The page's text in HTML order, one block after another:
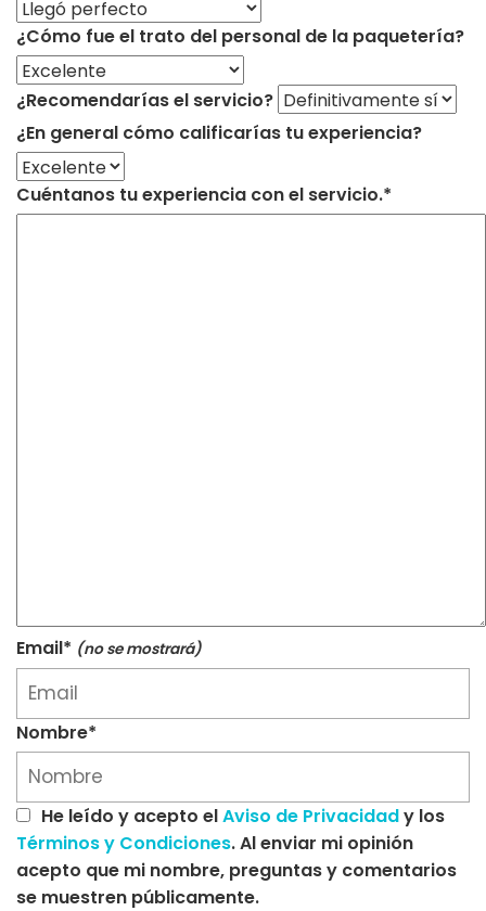
¿Cómo fue el trato del personal de la paquetería?
¿Recomendarías el servicio?
¿En general cómo calificarías tu experiencia?
Cuéntanos tu experiencia con el servicio.*
Email* (no se mostrará)
Nombre*
He leído y acepto elAviso de Privacidady los
Términos y Condiciones. Al enviar mi opinión
acepto que mi nombre, preguntas y comentarios
se muestren públicamente.